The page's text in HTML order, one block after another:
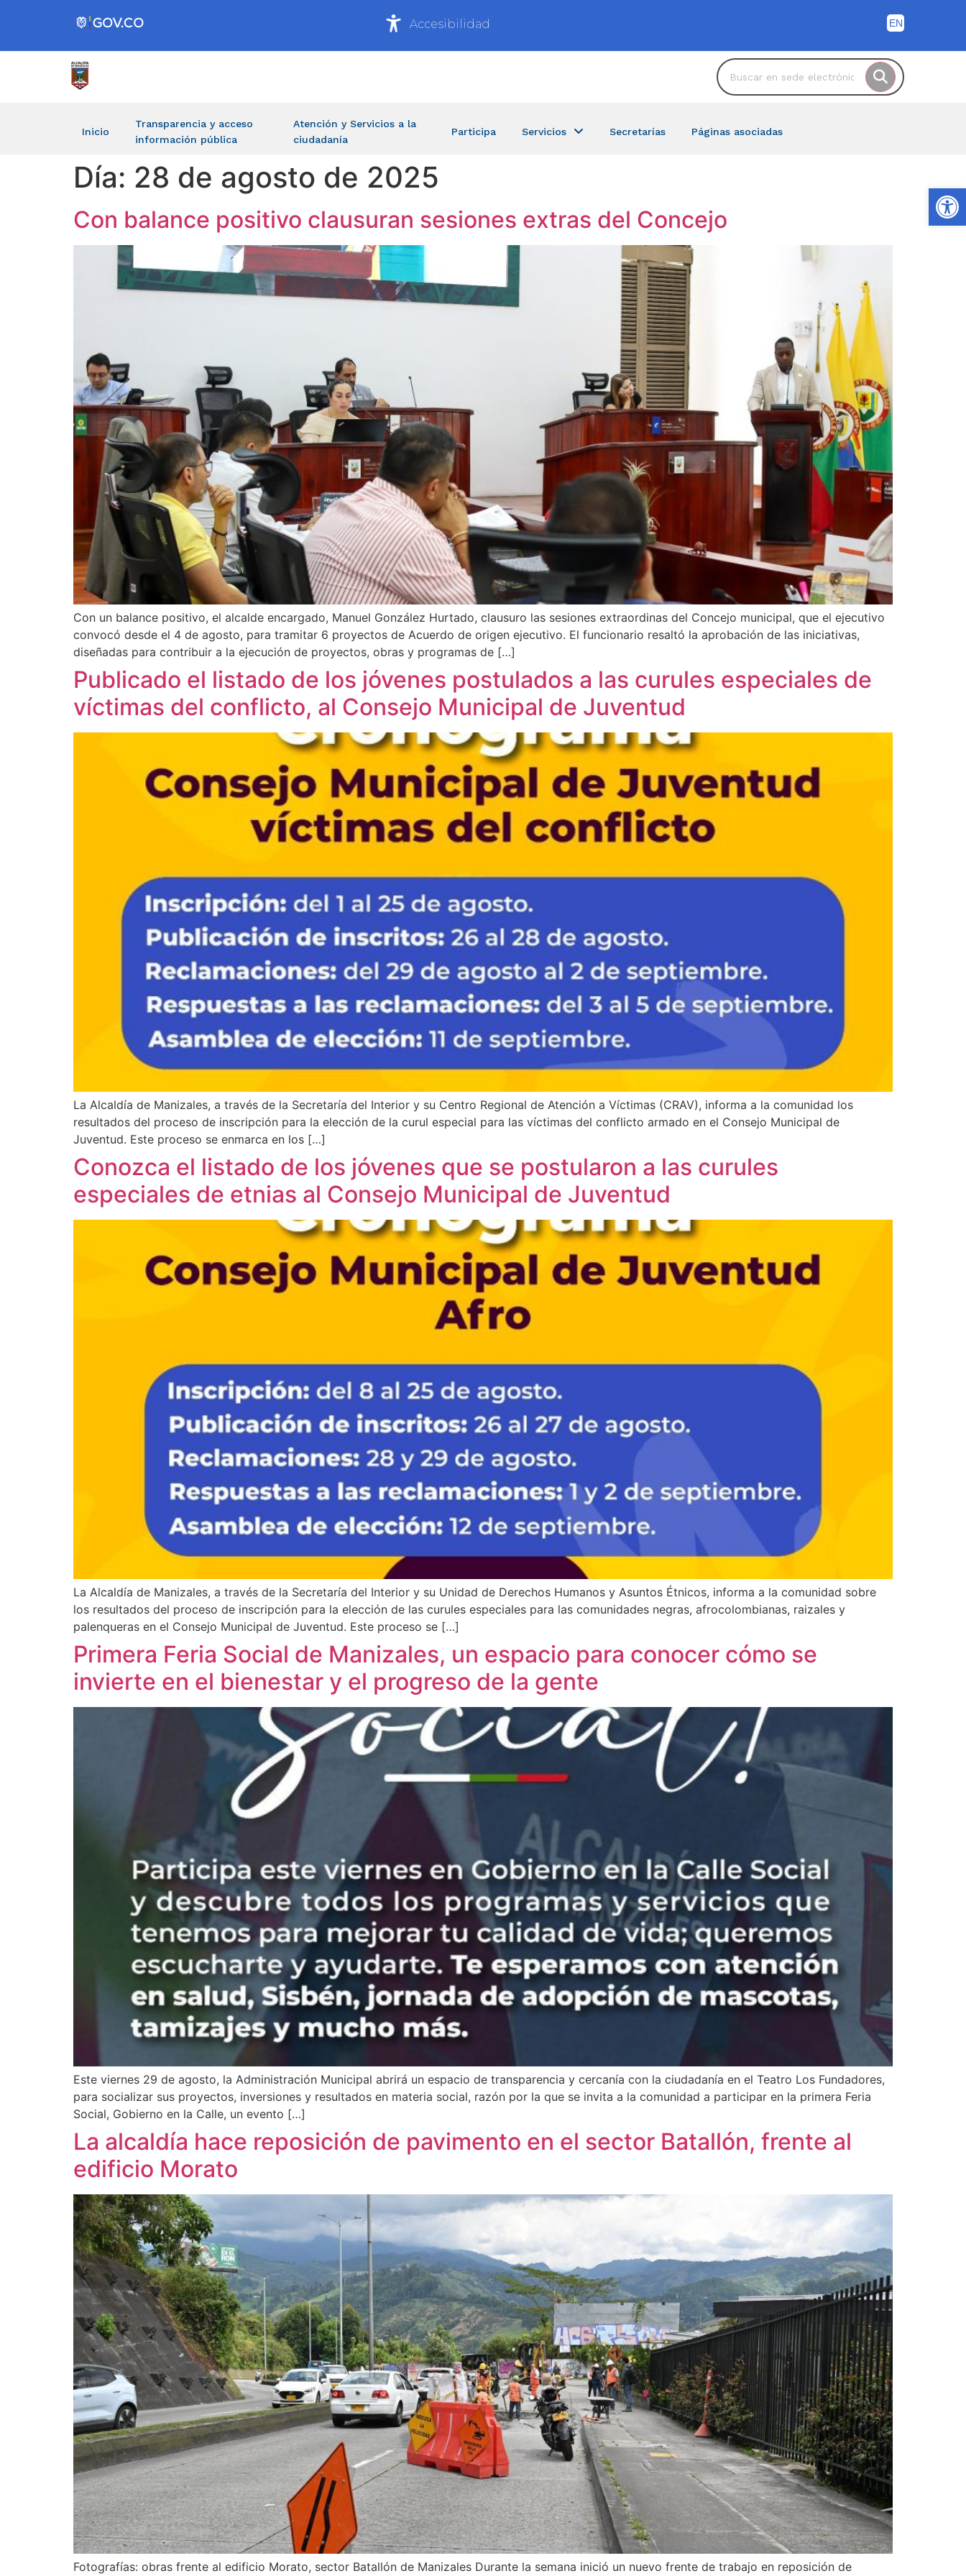
Accesibilidad
Inicio
Transparencia y acceso
información pública
Atención y Servicios a la
ciudadanía
Participa Servicios Secretarías Páginas asociadas
Día: 28 de agosto de 2025
Con balance positivo clausuran sesiones extras del Concejo
Con un balance positivo, el alcalde encargado, Manuel González Hurtado, clausuro las sesiones extraordinas del Concejo municipal, que el ejecutivo
convocó desde el 4 de agosto, para tramitar 6 proyectos de Acuerdo de origen ejecutivo. El funcionario resaltó la aprobación de las iniciativas,
diseñadas para contribuir a la ejecución de proyectos, obras y programas de […]
Publicado el listado de los jóvenes postulados a las curules especiales de
víctimas del conflicto, al Consejo Municipal de Juventud
La Alcaldía de Manizales, a través de la Secretaría del Interior y su Centro Regional de Atención a Víctimas (CRAV), informa a la comunidad los
resultados del proceso de inscripción para la elección de la curul especial para las víctimas del conflicto armado en el Consejo Municipal de
Juventud. Este proceso se enmarca en los […]
Conozca el listado de los jóvenes que se postularon a las curules
especiales de etnias al Consejo Municipal de Juventud
La Alcaldía de Manizales, a través de la Secretaría del Interior y su Unidad de Derechos Humanos y Asuntos Étnicos, informa a la comunidad sobre
los resultados del proceso de inscripción para la elección de las curules especiales para las comunidades negras, afrocolombianas, raizales y
palenqueras en el Consejo Municipal de Juventud. Este proceso se […]
Primera Feria Social de Manizales, un espacio para conocer cómo se
invierte en el bienestar y el progreso de la gente
Este viernes 29 de agosto, la Administración Municipal abrirá un espacio de transparencia y cercanía con la ciudadanía en el Teatro Los Fundadores,
para socializar sus proyectos, inversiones y resultados en materia social, razón por la que se invita a la comunidad a participar en la primera Feria
Social, Gobierno en la Calle, un evento […]
La alcaldía hace reposición de pavimento en el sector Batallón, frente al
edificio Morato
Fotografías: obras frente al edificio Morato, sector Batallón de Manizales Durante la semana inició un nuevo frente de trabajo en reposición de